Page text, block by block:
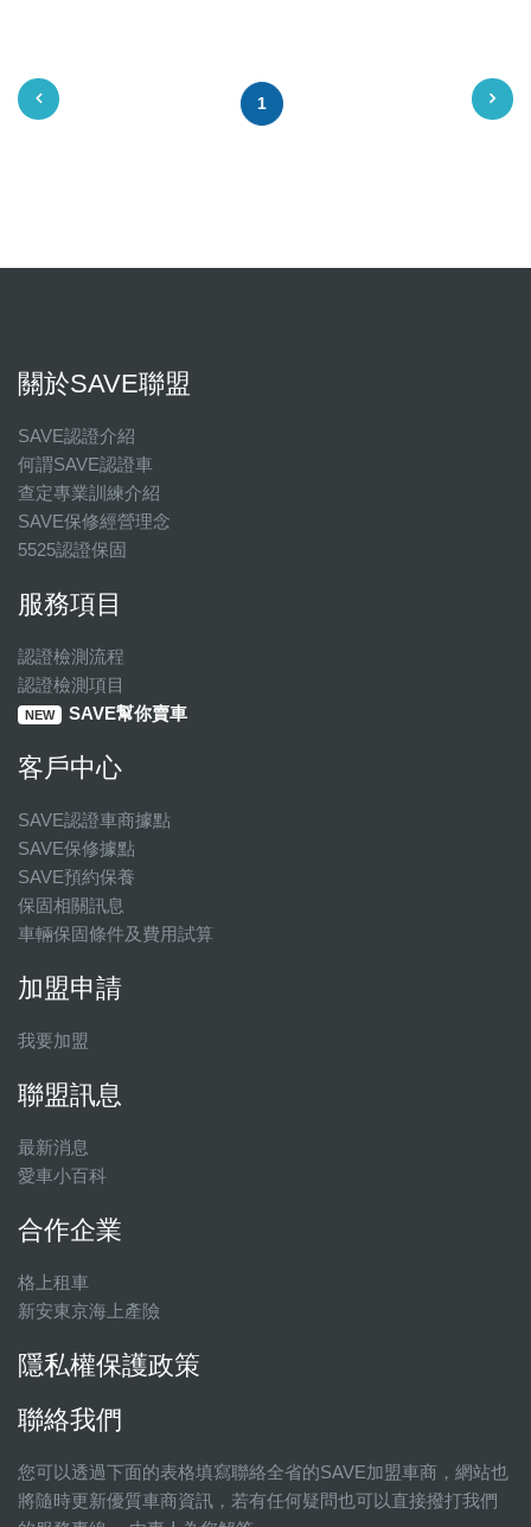
1
關於SAVE聯盟
SAVE認證介紹
何謂SAVE認證車
查定專業訓練介紹
SAVE保修經營理念
5525認證保固
服務項目
認證檢測流程
認證檢測項目
NEW SAVE幫你賣車
客戶中心
SAVE認證車商據點
SAVE保修據點
SAVE預約保養
保固相關訊息
車輛保固條件及費用試算
加盟申請
我要加盟
聯盟訊息
最新消息
愛車小百科
合作企業
格上租車
新安東京海上產險
隱私權保護政策
聯絡我們
您可以透過下面的表格填寫聯絡全省的SAVE加盟車商，網站也
將隨時更新優質車商資訊，若有任何疑問也可以直接撥打我們